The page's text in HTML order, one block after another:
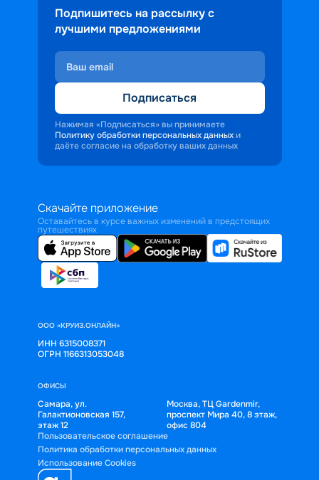
Подпишитесь на рассылку с
лучшими предложениями
Подписаться
Нажимая «Подписаться» вы принимаете
Политику обработки персональных данных и
даёте согласие на обработку ваших данных
Скачайте приложение
Оставайтесь в курсе важных изменений в предстоящих
путешествиях
ООО «КРУИЗ.ОНЛАЙН»
ИНН 6315008371
ОГРН 1166313053048
ОФИСЫ
Самара, ул.
Галактионовская 157,
этаж 12
Москва, ТЦ Gardenmir,
проспект Мира 40, 8 этаж,
офис 804
Пользовательское соглашение
Политика обработки персональных данных
Использование Cookies